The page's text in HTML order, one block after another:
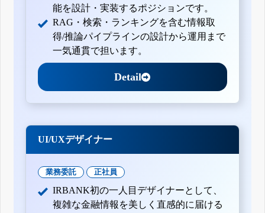
能を設計・実装するポジションです。
RAG・検索・ランキングを含む情報取
得/推論パイプラインの設計から運用まで
一気通貫で担います。
Detail
UI/UXデザイナー
業務委託 正社員
IRBANK初の一人目デザイナーとして、
複雑な金融情報を美しく直感的に届ける